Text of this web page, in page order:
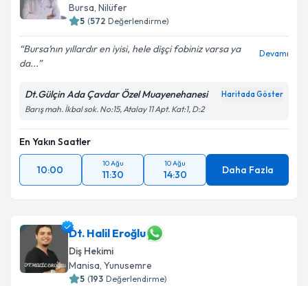
Bursa, Nilüfer
5 (572 Değerlendirme)
Bursa’nın yıllardır en iyisi, hele dişçi fobiniz varsa ya
da...
Devamı
Dt.Gülçin Ada Çavdar Özel Muayenehanesi Haritada Göster
Barış mah. İkbal sok. No:15, Atalay 11 Apt. Kat:1, D:2
En Yakın Saatler
10:00
10 Ağu
11:30
10 Ağu
14:30 Daha Fazla
Dt. Halil Eroğlu
Diş Hekimi
Manisa, Yunusemre
5 (193 Değerlendirme)